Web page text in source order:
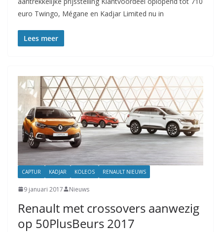
euro Twingo, Mégane en Kadjar Limited nu in
Lees meer
CAPTUR KADJAR KOLEOS RENAULT NIEUWS
9 januari 2017 Nieuws
Renault met crossovers aanwezig
op 50PlusBeurs 2017